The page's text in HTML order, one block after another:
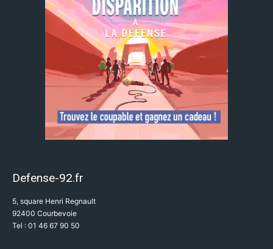
Defense-92.fr
5, square Henri Regnault
92400 Courbevoie
Tel : 01 46 67 90 50